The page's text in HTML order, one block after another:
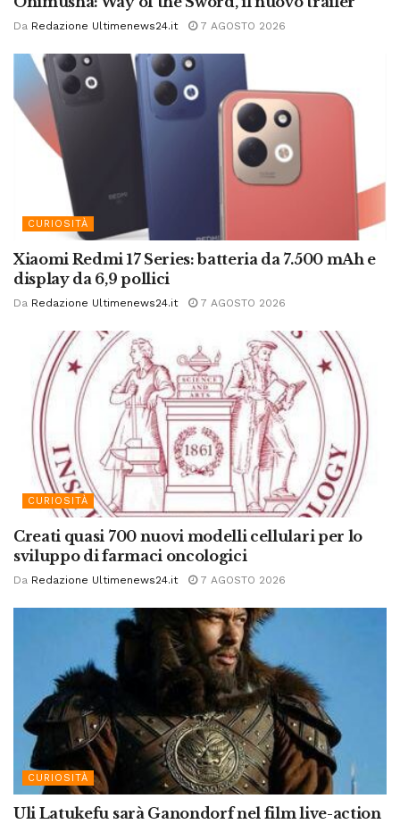
Da Redazione Ultimenews24.it 7 AGOSTO 2026
CURIOSITÀ
Xiaomi Redmi 17 Series: batteria da 7.500 mAh e
display da 6,9 pollici
Da Redazione Ultimenews24.it 7 AGOSTO 2026
CURIOSITÀ
Creati quasi 700 nuovi modelli cellulari per lo
sviluppo di farmaci oncologici
Da Redazione Ultimenews24.it 7 AGOSTO 2026
CURIOSITÀ
Uli Latukefu sarà Ganondorf nel film live-action